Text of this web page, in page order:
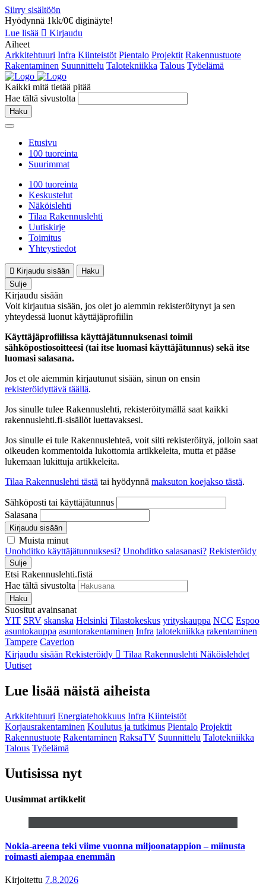
Siirry sisältöön
Hyödynnä 1kk/0€ diginäyte!
Lue lisää
Kirjaudu
Aiheet
Arkkitehtuuri Infra Kiinteistöt Pientalo Projektit Rakennustuote
Rakentaminen Suunnittelu Talotekniikka Talous Työelämä
Kaikki mitä tietää pitää
Hae tältä sivustolta
Haku
Etusivu
100 tuoreinta
Suurimmat
100 tuoreinta
Keskustelut
Näköislehti
Tilaa Rakennuslehti
Uutiskirje
Toimitus
Yhteystiedot
Kirjaudu sisään
Haku
Sulje
Kirjaudu sisään
Voit kirjautua sisään, jos olet jo aiemmin rekisteröitynyt ja sen
yhteydessä luonut käyttäjäprofiilin
Käyttäjäprofiilissa käyttäjätunnuksenasi toimii
sähköpostiosoitteesi (tai itse luomasi käyttäjätunnus) sekä itse
luomasi salasana.
Jos et ole aiemmin kirjautunut sisään, sinun on ensin
rekisteröidyttävä täällä.
Jos sinulle tulee Rakennuslehti, rekisteröitymällä saat kaikki
rakennuslehti.fi-sisällöt luettavaksesi.
Jos sinulle ei tule Rakennuslehteä, voit silti rekisteröityä, jolloin saat
oikeuden kommentoida lukottomia artikkeleita, mutta et pääse
lukemaan lukittuja artikkeleita.
Tilaa Rakennuslehti tästä tai hyödynnä maksuton koejakso tästä.
Sähköposti tai käyttäjätunnus
Salasana
Kirjaudu sisään
Muista minut
Unohditko käyttäjätunnuksesi? Unohditko salasanasi? Rekisteröidy
Sulje
Etsi Rakennuslehti.fistä
Hae tältä sivustolta
Haku
Suositut avainsanat
YIT SRV skanska Helsinki Tilastokeskus yrityskauppa NCC Espoo
asuntokauppa asuntorakentaminen Infra talotekniikka rakentaminen
Tampere Caverion
Kirjaudu sisään Rekisteröidy Tilaa Rakennuslehti Näköislehdet
Uutiset
Lue lisää näistä aiheista
Arkkitehtuuri Energiatehokkuus Infra Kiinteistöt
Korjausrakentaminen Koulutus ja tutkimus Pientalo Projektit
Rakennustuote Rakentaminen RaksaTV Suunnittelu Talotekniikka
Talous Työelämä
Uutisissa nyt
Uusimmat artikkelit
Nokia-areena teki viime vuonna miljoonatappion – miinusta
roimasti aiempaa enemmän
Kirjoitettu 7.8.2026